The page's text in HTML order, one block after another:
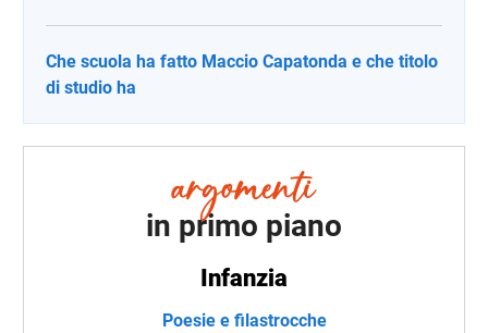
Che scuola ha fatto Maccio Capatonda e che titolo
di studio ha
in primo piano
Infanzia
Poesie e filastrocche